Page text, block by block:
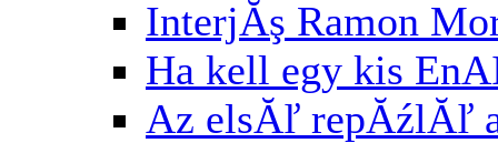
InterjĂş Ramon
Ha kell egy kis
Az elsĂľ repĂźlĂľ